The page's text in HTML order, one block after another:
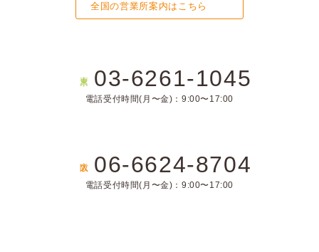
全国の営業所案内はこちら
03-6261-1045
電話受付時間(月〜金)：9:00〜17:00
06-6624-8704
電話受付時間(月〜金)：9:00〜17:00